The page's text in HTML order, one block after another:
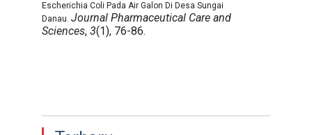
Escherichia Coli Pada Air Galon Di Desa Sungai
Danau. Journal Pharmaceutical Care and
Sciences, 3(1), 76-86.